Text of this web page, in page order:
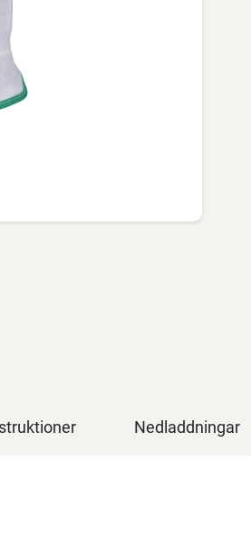
Nedladdningar